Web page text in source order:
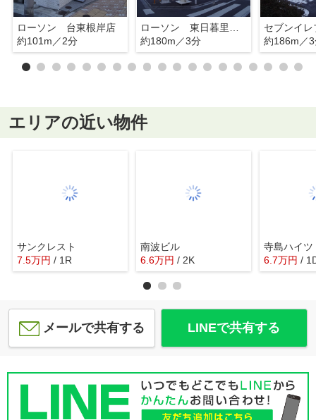
ローソン 台東根岸店
約101m／2分
ローソン 東日暮里一丁目店
約180m／3分
約186m／
エリアの近い物件
サンクレスト
7.5万円 / 1R
南波ビル
6.6万円 / 2K
寺島ハイツ
6.7万円 /
メールで共有する LINEで共有する